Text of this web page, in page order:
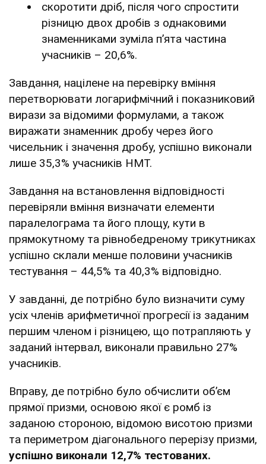
скоротити дріб, після чого спростити
різницю двох дробів з однаковими
знаменниками зуміла п’ята частина
учасників – 20,6%.
Завдання, націлене на перевірку вміння
перетворювати логарифмічний і показниковий
вирази за відомими формулами, а також
виражати знаменник дробу через його
чисельник і значення дробу, успішно виконали
лише 35,3% учасників НМТ.
Завдання на встановлення відповідності
перевіряли вміння визначати елементи
паралелограма та його площу, кути в
прямокутному та рівнобедреному трикутниках
успішно склали менше половини учасників
тестування – 44,5% та 40,3% відповідно.
У завданні, де потрібно було визначити суму
усіх членів арифметичної прогресії із заданим
першим членом і різницею, що потрапляють у
заданий інтервал, виконали правильно 27%
учасників.
Вправу, де потрібно було обчислити об’єм
прямої призми, основою якої є ромб із
заданою стороною, відомою висотою призми
та периметром діагонального перерізу призми,
успішно виконали 12,7% тестованих.